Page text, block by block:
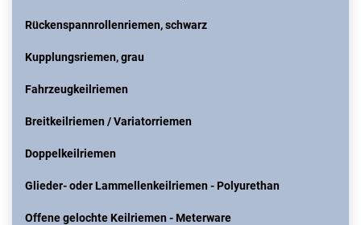
Rückenspannrollenriemen, schwarz
Kupplungsriemen, grau
Fahrzeugkeilriemen
Breitkeilriemen / Variatorriemen
Doppelkeilriemen
Glieder- oder Lammellenkeilriemen - Polyurethan
Offene gelochte Keilriemen - Meterware